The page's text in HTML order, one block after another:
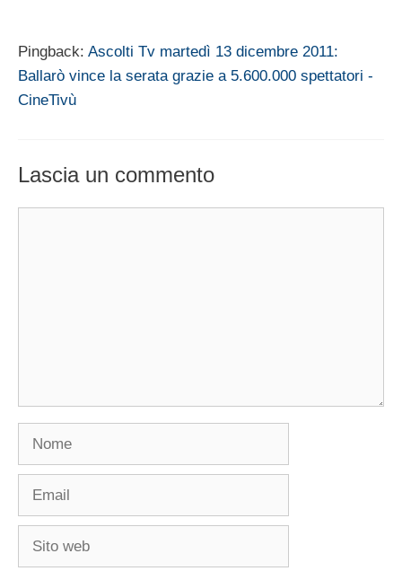
Pingback: Ascolti Tv martedì 13 dicembre 2011:
Ballarò vince la serata grazie a 5.600.000 spettatori -
CineTivù
Lascia un commento
Nome
Email
Sito